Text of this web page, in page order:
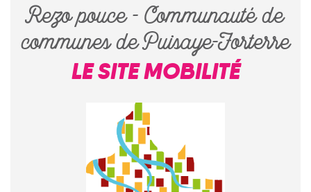
Rezo pouce - Communauté de
communes de Puisaye-Forterre
LE SITE MOBILITÉ